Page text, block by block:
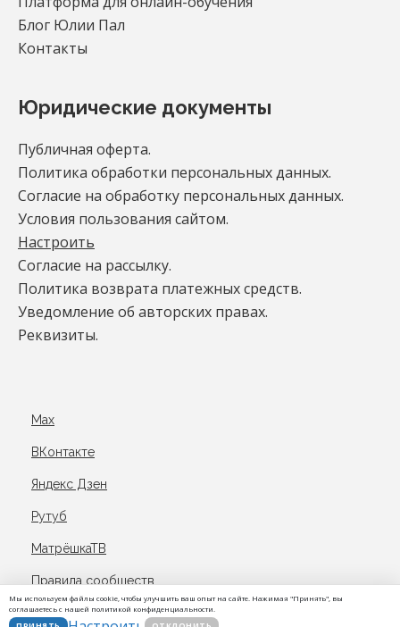
Блог Юлии Пал
Контакты
Юридические документы
Публичная оферта.
Политика обработки персональных данных.
Согласие на обработку персональных данных.
Условия пользования сайтом.
Настроить
Согласие на рассылку.
Политика возврата платежных средств.
Уведомление об авторских правах.
Реквизиты.
Max
ВКонтакте
Яндекс Дзен
Рутуб
МатрёшкаТВ
Правила сообществ
© Пал Ю.А. (Школа Прана), 2026-2030. ·
Мы используем файлы cookie, чтобы улучшить ваш опыт на сайте. Нажимая "Принять", вы
соглашаетесь с нашей политикой конфиденциальности.